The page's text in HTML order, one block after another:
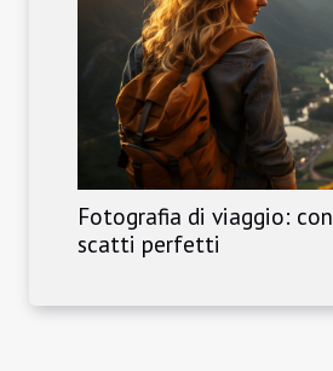
Fotografia di viaggio:
scatti perfetti